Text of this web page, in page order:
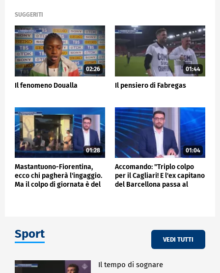
SUGGERITI
02:26
Il fenomeno Doualla
01:44
Il pensiero di Fabregas
01:28
Mastantuono-Fiorentina,
ecco chi pagherà l'ingaggio.
Ma il colpo di giornata è del
01:04
Accomando: "Triplo colpo
per il Cagliari! E l'ex capitano
del Barcellona passa al
Sport VEDI TUTTI
Il tempo di sognare